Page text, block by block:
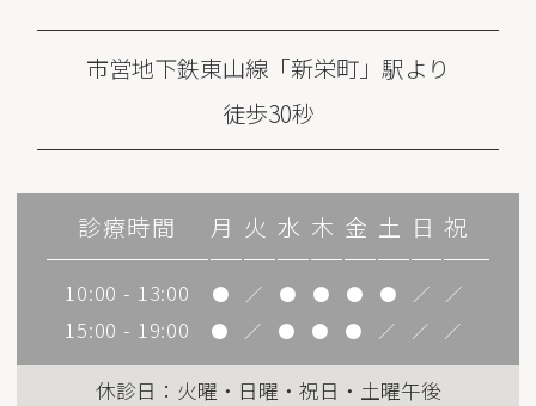
市営地下鉄東山線「新栄町」駅より
徒歩30秒
診療時間 月 火 水 木 金 土 日 祝
10:00 - 13:00 ● ／ ● ● ● ● ／ ／
15:00 - 19:00 ● ／ ● ● ● ／ ／ ／
休診日：火曜・日曜・祝日・土曜午後